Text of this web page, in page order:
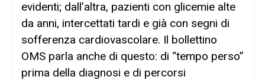
evidenti; dall’altra, pazienti con glicemie alte
da anni, intercettati tardi e già con segni di
sofferenza cardiovascolare. Il bollettino
OMS parla anche di questo: di “tempo perso”
prima della diagnosi e di percorsi